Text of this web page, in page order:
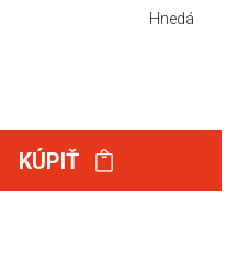
Hnedá
KÚPIŤ